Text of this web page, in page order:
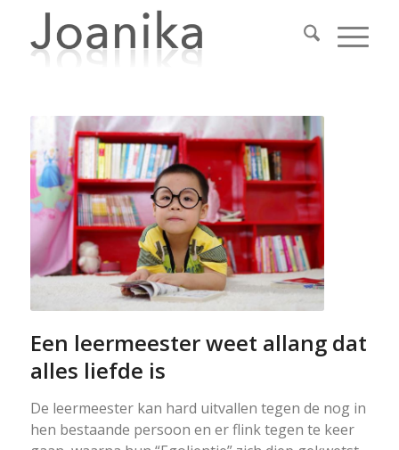
Een leermeester weet allang dat
alles liefde is
De leermeester kan hard uitvallen tegen de nog in
hen bestaande persoon en er flink tegen te keer